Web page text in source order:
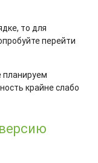
то для
перейти
планируем
крайне слабо